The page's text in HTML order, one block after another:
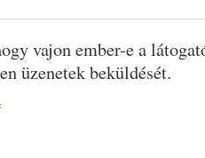
vajon ember-e a
üzenetek beküldését.